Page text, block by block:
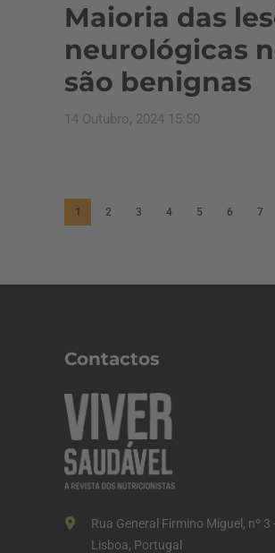
Maioria das
neurológicas
são benignas
14 Outubro, 2024 15:50
P
a
ã
o
d
o
s
1 2 3 4 5 6 7
Contactos
Rua General Firmino Miguel, nº
Lisboa, Portugal